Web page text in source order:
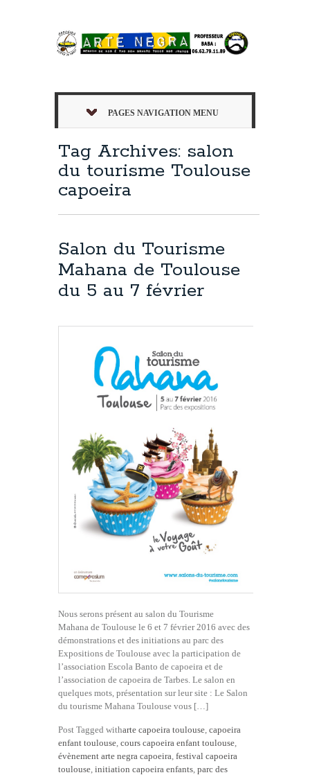
PAGES NAVIGATION MENU
Tag Archives: salon
du tourisme Toulouse
capoeira
Salon du Tourisme
Mahana de Toulouse
du 5 au 7 février
Nous serons présent au salon du Tourisme
Mahana de Toulouse le 6 et 7 février 2016 avec des
démonstrations et des initiations au parc des
Expositions de Toulouse avec la participation de
l’association Escola Banto de capoeira et de
l’association de capoeira de Tarbes. Le salon en
quelques mots, présentation sur leur site : Le Salon
du tourisme Mahana Toulouse vous […]
Post Tagged witharte capoeira toulouse capoeira
enfant toulouse cours capoeira enfant toulouse
évènement arte negra capoeira festival capoeira
toulouse initiation capoeira enfants parc des